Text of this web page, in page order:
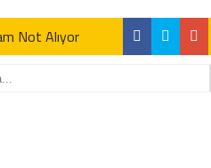
Not Alıyor